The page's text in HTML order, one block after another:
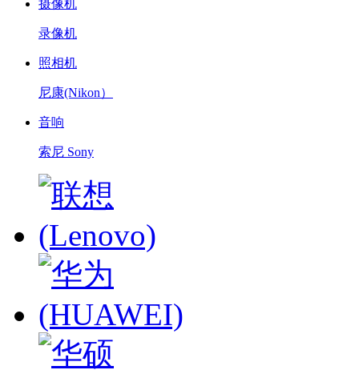
摄像机
录像机
照相机
尼康(Nikon）
音响
索尼 Sony